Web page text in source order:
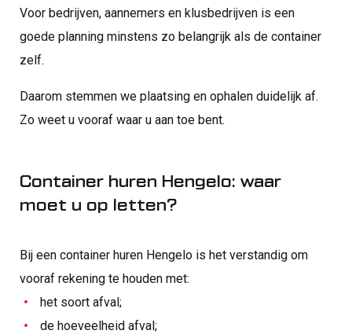
Voor bedrijven, aannemers en klusbedrijven is een
goede planning minstens zo belangrijk als de container
zelf.
Daarom stemmen we plaatsing en ophalen duidelijk af.
Zo weet u vooraf waar u aan toe bent.
Container huren Hengelo: waar
moet u op letten?
Bij een container huren Hengelo is het verstandig om
vooraf rekening te houden met:
het soort afval;
de hoeveelheid afval;